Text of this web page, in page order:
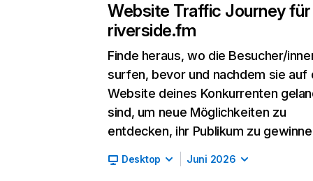
Website Traffic Journey für
riverside.fm
Finde heraus, wo die Besucher/
surfen, bevor und nachdem sie auf
Website deines Konkurrenten
sind, um neue Möglichkeiten zu
entdecken, ihr Publikum zu
Desktop Juni 2026